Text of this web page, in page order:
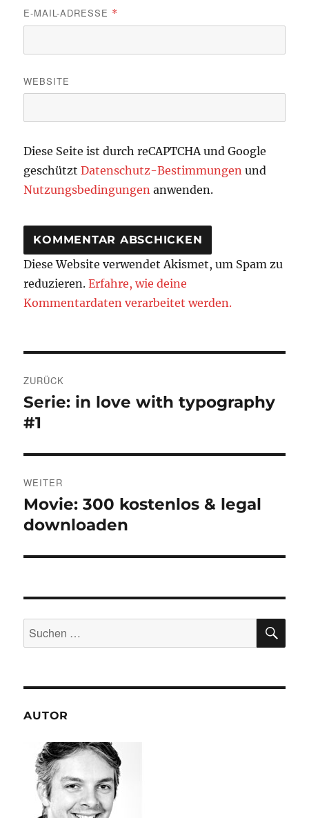
E-MAIL-ADRESSE *
WEBSITE
Diese Seite ist durch reCAPTCHA und Google
geschütztDatenschutz-Bestimmungen und
Nutzungsbedingungen anwenden.
Diese Website verwendet Akismet, um Spam zu
reduzieren.Erfahre, wie deine
Kommentardaten verarbeitet werden.
ZURÜCK
Vorheriger
Beitrag:
Serie: in love with typography
#1
WEITER
Nächster
Beitrag:
Movie: 300 kostenlos & legal
downloaden
Suchen
nach:
AUTOR